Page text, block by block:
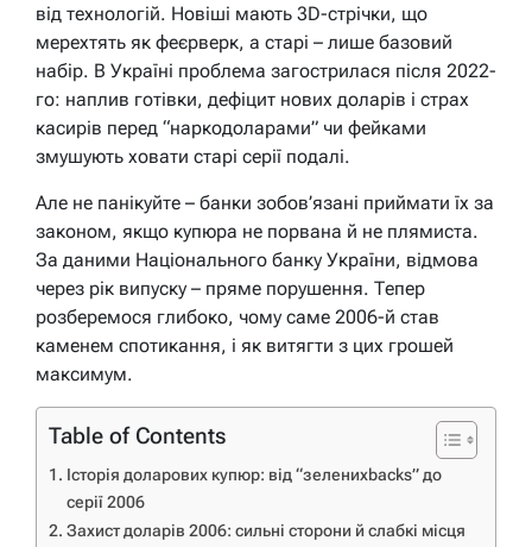
від технологій. Новіші мають 3D-стрічки, що
мерехтять як феєрверк, а старі – лише базовий
набір. В Україні проблема загострилася після 2022-
го: наплив готівки, дефіцит нових доларів і страх
касирів перед “наркодоларами” чи фейками
змушують ховати старі серії подалі.
Але не панікуйте – банки зобов’язані приймати їх за
законом, якщо купюра не порвана й не плямиста.
За даними Національного банку України, відмова
через рік випуску – пряме порушення. Тепер
розберемося глибоко, чому саме 2006-й став
каменем спотикання, і як витягти з цих грошей
максимум.
Table of Contents
Історія доларових купюр: від “зеленихbacks” до
серії 2006
Захист доларів 2006: сильні сторони й слабкі місця